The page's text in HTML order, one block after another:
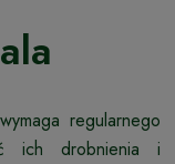
regularnego
ich drobnienia i